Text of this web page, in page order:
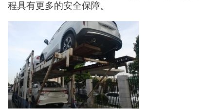
程具有更多的安全保障。